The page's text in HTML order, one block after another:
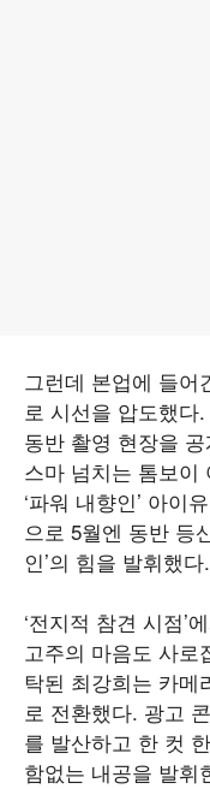
그런데 본업에 들어
로 시선을 압도했다.
동반 촬영 현장을
스마 넘치는 톰보이
‘파워 내향인’ 아이
으로 5월엔 동반 등
인’의 힘을 발휘했다.
‘전지적 참견 시점’
고주의 마음도 사로
탁된 최강희는 카메
로 전환했다. 광고
를 발산하고 한 컷
함없는 내공을 발휘